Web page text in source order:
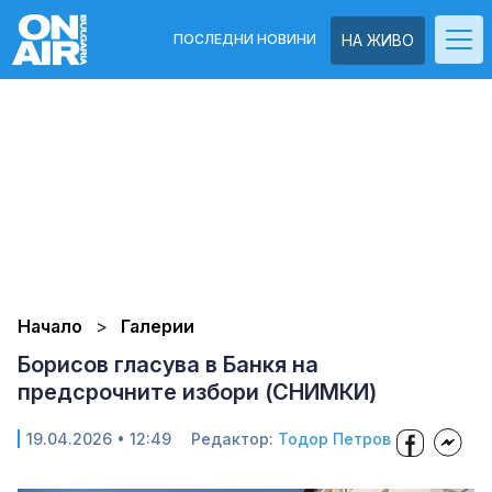
НА ЖИВО
ПОСЛЕДНИ НОВИНИ
Начало Галерии
Борисов гласува в Банкя на
предсрочните избори (СНИМКИ)
19.04.2026 • 12:49 Редактор: Тодор Петров